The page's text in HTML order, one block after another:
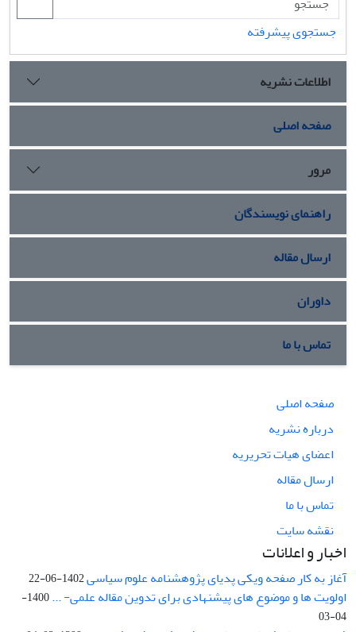
جستجوی پیشرفته
اطلاعات نشریه
صفحه اصلی
مرور
راهنمای نویسندگان
ارسال مقاله
داوران
تماس با ما
صفحه اصلی
درباره نشریه
اعضای هیات تحریریه
ارسال مقاله
تماس با ما
نقشه سایت
اخبار و اعلانات
آغاز به کار صفحه ویکی پدیای پژوهشنامه علوم سیاسی1402-06-22
اولویت ها و موضوع های پیشنهادی برای تدوین مقاله علمی- ...
1400-
04-03